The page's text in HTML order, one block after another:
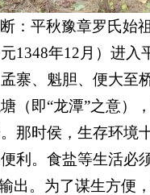
：平秋豫章罗氏始
1348年12月）进入
寨、魁胆、便大至
即“龙潭”之意）
那时侯，生存环境
利。食盐等生活必
出。为了谋生方便